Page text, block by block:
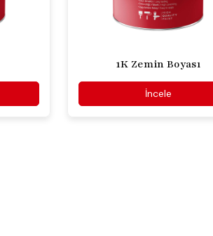
1K Zemin Boyası
İncele